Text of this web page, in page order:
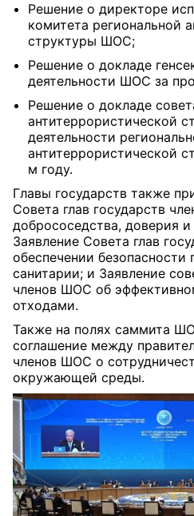
Решение о директоре
комитета региональной
структуры ШОС;
Решение о докладе
деятельности ШОС за
Решение о докладе
антитеррористической
деятельности
антитеррористической
м году.
Главы государств также
Совета глав государств
добрососедства, доверия
Заявление Совета глав
обеспечении безопасности
санитарии; и Заявление
членов ШОС об
отходами.
Также на полях саммита
соглашение между
членов ШОС о
окружающей среды.